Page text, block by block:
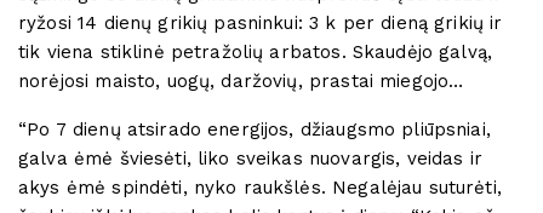
ryžosi 14 dienų grikių pasninkui: 3 k per dieną grikių ir
tik viena stiklinė petražolių arbatos. Skaudėjo galvą,
norėjosi maisto, uogų, daržovių, prastai miegojo…
“Po 7 dienų atsirado energijos, džiaugsmo pliūpsniai,
galva ėmė šviesėti, liko sveikas nuovargis, veidas ir
akys ėmė spindėti, nyko raukšlės. Negalėjau suturėti,